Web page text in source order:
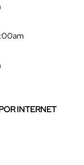
INTERNET